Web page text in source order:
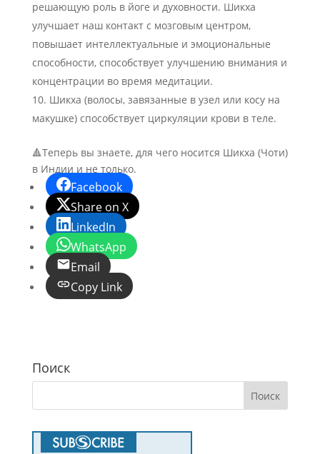
решающую роль в йоге и духовности. Шикха
улучшает наш контакт с мозговым центром,
повышает интеллектуальные и эмоциональные
способности, способствует улучшению внимания и
концентрации во время медитации.
Шикха (волосы, завязанные в узел или косу на
макушке) способствует циркуляции крови в теле.
🔺Теперь вы знаете, для чего носится Шикха (Чоти)
в Индии и не только.
Facebook
Share on X
LinkedIn
WhatsApp
Email
Copy Link
Поиск